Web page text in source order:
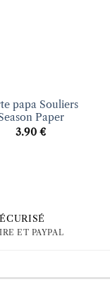
papa Souliers
Paper
3.90€
ET PAYPAL